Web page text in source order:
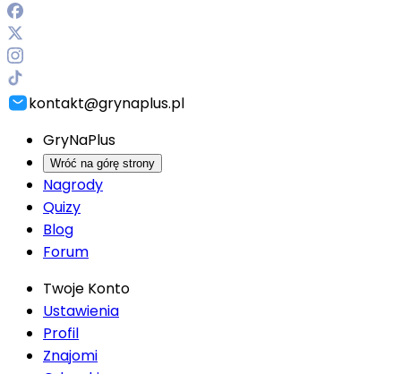
kontakt@grynaplus.pl
GryNaPlus
Wróć na górę strony
Nagrody
Quizy
Blog
Forum
Twoje Konto
Ustawienia
Profil
Znajomi